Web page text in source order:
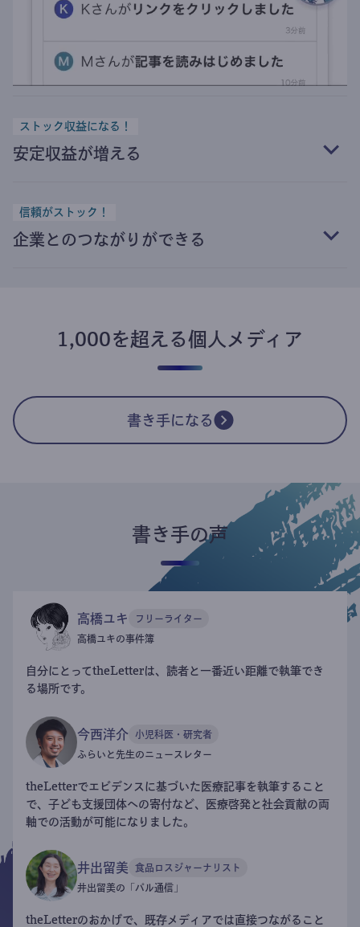
ストック収益になる！
安定収益が増える
信頼がストック！
企業とのつながりができる
1,000を超える個人メディア
書き手になる
書き手の声
高橋ユキ フリーライター
高橋ユキの事件簿
自分にとってtheLetterは、読者と一番近い距離で執筆でき
る場所です。
今西洋介 小児科医・研究者
ふらいと先生のニュースレター
theLetterでエビデンスに基づいた医療記事を執筆すること
で、子ども支援団体への寄付など、医療啓発と社会貢献の両
軸での活動が可能になりました。
井出留美 食品ロスジャーナリスト
井出留美の「パル通信」
theLetterのおかげで、既存メディアでは直接つながること